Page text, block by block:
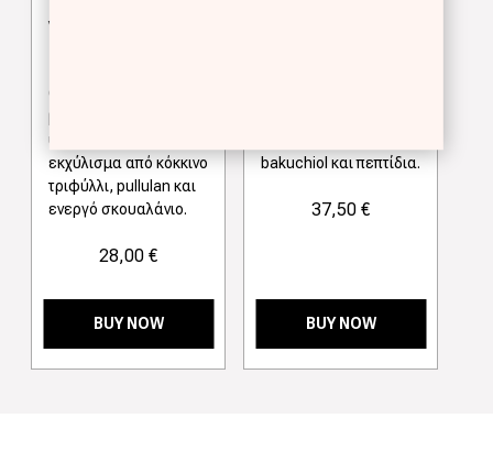
VITAMIN C SERUM
Ορός προσώπου με
βιταμίνη C,
υαλουρονικό οξύ,
εκχύλισμα από κόκκινο
τριφύλλι, pullulan και
ενεργό σκουαλάνιο.
28,00 €
BUY NOW
bakuchiol και πεπτίδια.
37,50 €
BUY NOW